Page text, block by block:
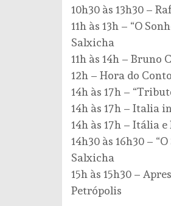
10h30 às 13h30 –
11h às 13h – “O
Salxicha
11h às 14h – Bruno
12h – Hora do
14h às 17h –
14h às 17h – Italia
14h às 17h – Itália
14h30 às 16h30 –
Salxicha
15h às 15h30 –
Petrópolis